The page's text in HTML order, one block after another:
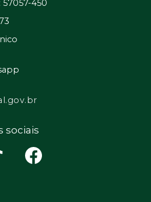
57057-450
sociais